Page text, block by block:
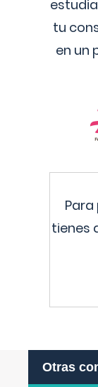
tu
en un
tienes
Otras